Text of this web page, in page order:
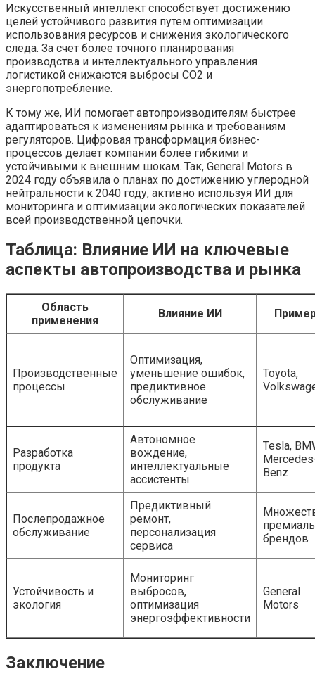
Искусственный интеллект способствует достижению
целей устойчивого развития путем оптимизации
использования ресурсов и снижения экологического
следа. За счет более точного планирования
производства и интеллектуального управления
логистикой снижаются выбросы CO2 и
энергопотребление.
К тому же, ИИ помогает автопроизводителям быстрее
адаптироваться к изменениям рынка и требованиям
регуляторов. Цифровая трансформация бизнес-
процессов делает компании более гибкими и
устойчивыми к внешним шокам. Так, General Motors в
2024 году объявила о планах по достижению углеродной
нейтральности к 2040 году, активно используя ИИ для
мониторинга и оптимизации экологических показателей
всей производственной цепочки.
Таблица: Влияние ИИ на ключевые
аспекты автопроизводства и рынка
Область
применения
Влияние ИИ
Производственные
процессы
Оптимизация,
уменьшение ошибок,
предиктивное
обслуживание
Toyota,
Разработка
продукта
Автономное
вождение,
интеллектуальные
ассистенты
Tesla,
Benz
Послепродажное
обслуживание
Предиктивный
ремонт,
персонализация
сервиса
брендов
Устойчивость и
экология
Мониторинг
выбросов,
оптимизация
энергоэффективности
General
Motors
Заключение